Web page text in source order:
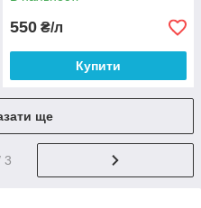
550 ₴/л
Купити
ще
3